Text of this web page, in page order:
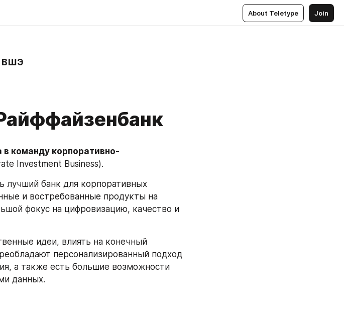
About Teletype Join
ВШЭ
в команду корпоративно-
Investment Business).
лучший банк для корпоративных
и востребованные продукты на
фокус на цифровизацию, качество и
идеи, влиять на конечный
персонализированный подход
а также есть большие возможности
данных.